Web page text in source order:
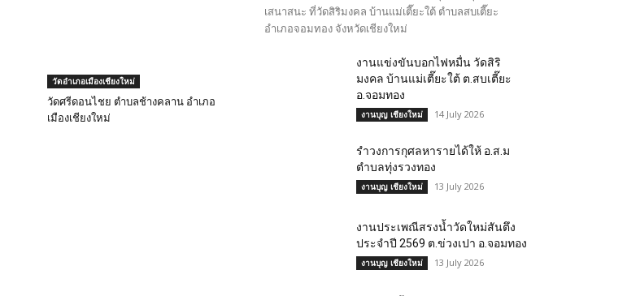
วัดอำเภอเมืองเชียงใหม่
วัดศรีดอนไชย ตำบลช้างคลาน อำเภอ
เมืองเชียงใหม่
เสนาสนะ ที่วัดสิริมงคล บ้านแม่เตี๊ยะใต้ ตำบลสบเตี๊ยะ
อำเภอจอมทอง จังหวัดเชียงใหม่
งานแข่งขันบอกไฟหมื่น วัดสิริ
มงคล บ้านแม่เตี๊ยะใต้ ต.สบเตี๊ยะ
อ.จอมทอง
งานบุญ เชียงใหม่ 14 July 2026
รำวงการกุศลหารายได้ให้ อ.ส.ม
ตำบลทุ่งรวงทอง
งานบุญ เชียงใหม่ 13 July 2026
งานประเพณีสรงน้ำวัดใหม่สันตึง
ประจำปี 2569 ต.ข่วงเปา อ.จอมทอง
งานบุญ เชียงใหม่ 13 July 2026